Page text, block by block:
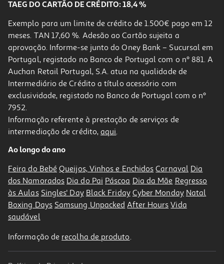
Liquidificadora Moulinex Perfect Mix+ Lm871d10 1200w Com Jarro
De Vidro 1.5l
99.99 €/un
99,99 €
TAEG DO CARTÃO DE CRÉDITO: 18,4 %
Exemplo para um limite de crédito de 1.500€ pago em 12
meses. TAN 17,60 %. Adesão ao Cartão sujeita a
aprovação. Informe-se junto do Oney Bank – Sucursal em
Portugal, registado no Banco de Portugal com o nº 881. A
Auchan Retail Portugal, S.A. atua na qualidade de
Intermediário de Crédito a título acessório com
exclusividade, registado no Banco de Portugal com o nº
7952.
Informação referente à prestação de serviços de
intermediação de crédito,aqui.
Ao longo do ano
Feira do Bebé Queijos, Vinhos e Enchidos Carnaval Dia
dos Namorados Dia do Pai Páscoa Dia da Mãe Regresso
às Aulas Singles' Day Black Friday Cyber Monday Natal
Boxing Days Samsung Unpacked After Hours Vida
saudável
Informação de recolha de produto.